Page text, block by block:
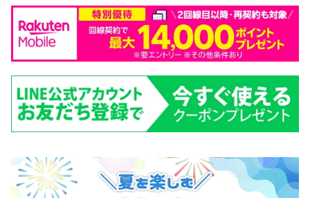
なし 50cm 60cm 65cm 7
5cm 丈が選べる 年間 通
年 春 夏 秋 冬
チショーツ スカート テ
ィアード マーメイド Aラ
イン ジャンスカ ワンピ
インナー スカートインパ
ンツ 1枚履きOK 吸汗速
乾 最強配送